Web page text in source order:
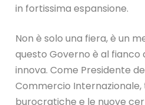
in fortissima espansione.
Non è solo una fiera, è un
questo Governo è al fianco
innova. Come Presidente
Commercio
burocratiche e le nuove